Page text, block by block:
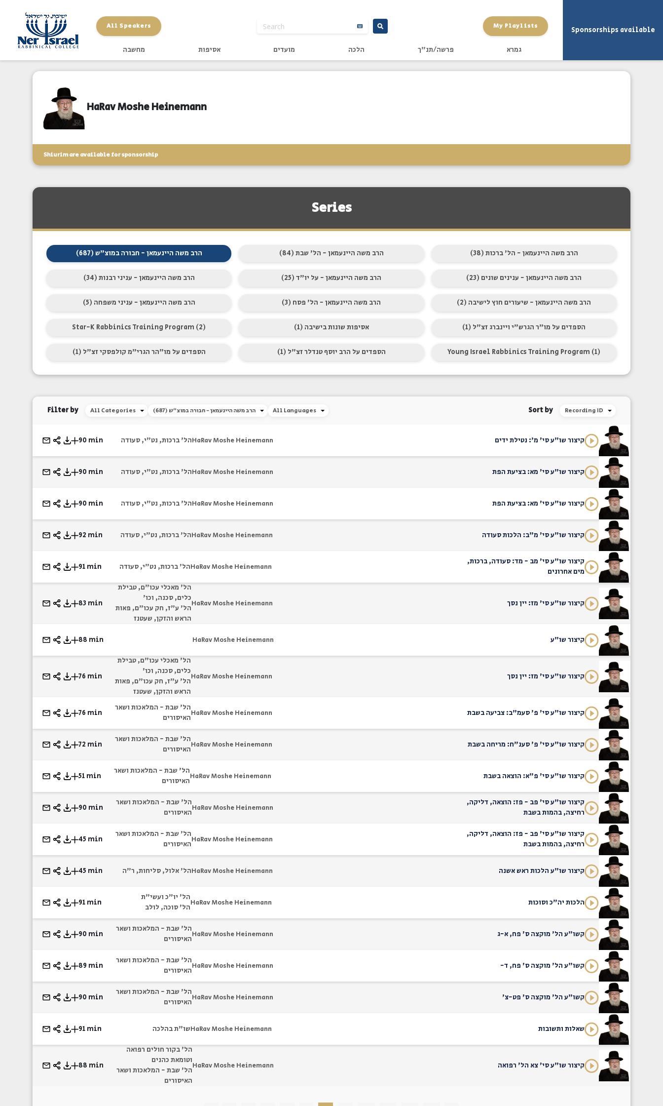
All Speakers My Playlists
גמרא פרשה/תנ"ך הלכה מועדים אסיפות מחשבה
Sponsorships available
HaRav Moshe Heinemann
Shiurim are available for sponsorship
Series
הרב משה היינעמאן - חבורה במוצ"ש (687) הרב משה היינעמאן - הל' שבת (84) הרב משה היינעמאן - הל' ברכות (38)
הרב משה היינעמאן - עניני רבנות (34) הרב משה היינעמאן - על יו"ד (25) הרב משה היינעמאן - ענינים שונים (23)
הרב משה היינעמאן - עניני משפחה (5) הרב משה היינעמאן - הל' פסח (3) הרב משה היינעמאן - שיעורים חוץ לישיבה (2)
Star-K Rabbinics Training Program (2) אסיפות שונות בישיבה (1) הספדים על מו"ר הגרש"י ויינברג זצ"ל (1)
הספדים על מו"הר הגרי"מ קולפסקי זצ"ל (1) הספדים על הרב יוסף טנדלר זצ"ל (1) Young Israel Rabbinics Training Program (1)
Filter by All Categories (687) הרב משה היינעמאן - חבורה במוצ"ש All Languages Sort by Recording ID
קיצור שו"ע סי' מ': נטילת ידים HaRav Moshe Heinemannהל' ברכות, נט"י, סעודה 90 min
קיצור שו"ע סי' מא: בציעת הפת HaRav Moshe Heinemannהל' ברכות, נט"י, סעודה 90 min
קיצור שו"ע סי' מא: בציעת הפת HaRav Moshe Heinemannהל' ברכות, נט"י, סעודה 90 min
קיצור שו"ע סי' מ"ב: הלכות סעודה HaRav Moshe Heinemannהל' ברכות, נט"י, סעודה 92 min
קיצור שו"ע סי' מב - מד: סעודה, ברכות,
מים אחרונים
HaRav Moshe Heinemannהל' ברכות, נט"י, סעודה 91 min
קיצור שו"ע סי' מז: יין נסך HaRav Moshe Heinemann
הל' מאכלי עכו"ם, טבילת
כלים, סכנה, וכו'
הל' ע"ז, חק עכו"ם, פאות
הראש והזקן, שעטנז
83 min
קיצור שו"ע HaRav Moshe Heinemann
88 min
קיצור שו"ע סי' מז: יין נסך HaRav Moshe Heinemann
הל' מאכלי עכו"ם, טבילת
כלים, סכנה, וכו'
הל' ע"ז, חק עכו"ם, פאות
הראש והזקן, שעטנז
76 min
קיצור שו"ע סי' פ' סעמ"ב: צביעה בשבת HaRav Moshe Heinemann
הל' שבת - המלאכות ושאר
האיסורים
76 min
קיצור שו"ע סי' פ' סענ"ח: מריחה בשבת HaRav Moshe Heinemann
הל' שבת - המלאכות ושאר
האיסורים
72 min
קיצור שו"ע סי' פ"א: הוצאה בשבת HaRav Moshe Heinemann
הל' שבת - המלאכות ושאר
האיסורים
51 min
קיצור שו"ע סי' פב - פז: הוצאה, דליקה,
רחיצה, בהמות בשבת
HaRav Moshe Heinemann
הל' שבת - המלאכות ושאר
האיסורים
90 min
קיצור שו"ע סי' פב - פז: הוצאה, דליקה,
רחיצה, בהמות בשבת
HaRav Moshe Heinemann
הל' שבת - המלאכות ושאר
האיסורים
45 min
קיצור שו"ע הלכות ראש אשנה HaRav Moshe Heinemannהל' אלול, סליחות, ר"ה 45 min
הלכות יה"כ וסוכות HaRav Moshe Heinemann
הל' יו"כ ועשי"ת
הל' סוכה, לולב
91 min
קשו"ע הל' מוקצה ס' פח, א-ג HaRav Moshe Heinemann
הל' שבת - המלאכות ושאר
האיסורים
90 min
קשו"ע הל' מוקצה ס' פח, ד- HaRav Moshe Heinemann
הל' שבת - המלאכות ושאר
האיסורים
89 min
קשו"ע הל' מוקצה ס' פט-צ' HaRav Moshe Heinemann
הל' שבת - המלאכות ושאר
האיסורים
90 min
שאלות ותשובות HaRav Moshe Heinemannשו"ת בהלכה 91 min
קיצור שו"ע סי' צא הל' רפואה HaRav Moshe Heinemann
הל' בקור חולים רפואה
וטומאת כהנים
הל' שבת - המלאכות ושאר
האיסורים
88 min